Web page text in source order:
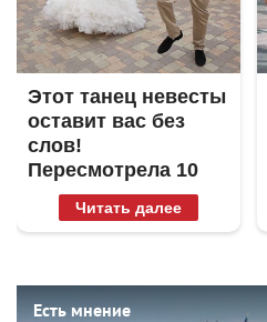
Этот танец невесты
оставит вас без
слов!
Пересмотрела 10
раз
Читать далее
Есть мнение